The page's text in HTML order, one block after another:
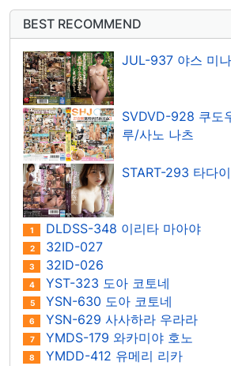
BEST RECOMMEND
JUL-937 야스 미나
SVDVD-928 쿠도
루/사노 나츠
START-293 타다
1 DLDSS-348 이리타 마아야
2 32ID-027
3 32ID-026
4 YST-323 도아 코토네
5 YSN-630 도아 코토네
6 YSN-629 사사하라 우라라
7 YMDS-179 와카미야 호노
8 YMDD-412 유메리 리카